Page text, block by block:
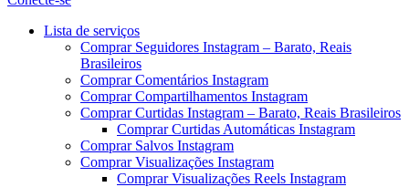
Menu
Lista de serviços
Comprar Seguidores Instagram – Barato, Reais
Brasileiros
Comprar Comentários Instagram
Comprar Compartilhamentos Instagram
Comprar Curtidas Instagram – Barato, Reais Brasileiros
Comprar Curtidas Automáticas Instagram
Comprar Salvos Instagram
Comprar Visualizações Instagram
Comprar Visualizações Reels Instagram